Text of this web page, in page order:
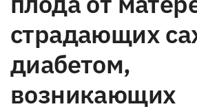
страдающих
диабетом,
возникающих